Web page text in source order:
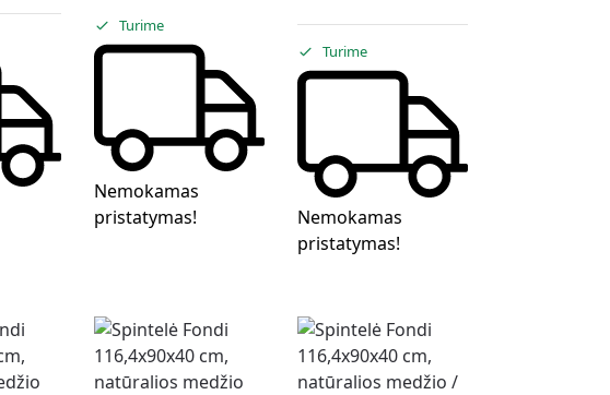
Turime
Nemokamas
pristatymas!
Turime
Nemokamas
pristatymas!